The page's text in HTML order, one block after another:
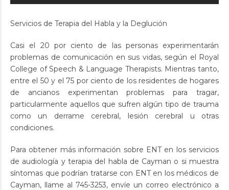
Servicios de Terapia del Habla y la Deglución
Casi el 20 por ciento de las personas experimentarán
problemas de comunicación en sus vidas, según el Royal
College of Speech & Language Therapists. Mientras tanto,
entre el 50 y el 75 por ciento de los residentes de hogares
de ancianos experimentan problemas para tragar,
particularmente aquellos que sufren algún tipo de trauma
como un derrame cerebral, lesión cerebral u otras
condiciones.
Para obtener más información sobre ENT en los servicios
de audiología y terapia del habla de Cayman o si muestra
síntomas que podrían tratarse con ENT en los médicos de
Cayman, llame al 745-3253, envíe un correo electrónico a